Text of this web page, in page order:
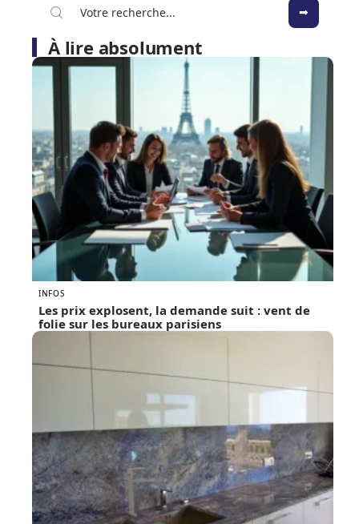
À lire absolument
INFOS
Les prix explosent, la demande suit : vent de
folie sur les bureaux parisiens